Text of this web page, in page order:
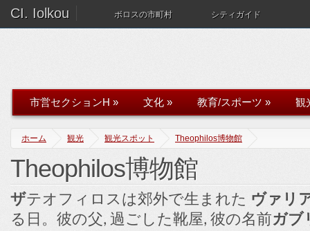
CI. Iolkou ボロスの市町村 シティガイド
市営セクションH » 文化 » 教育/スポーツ » 観
ホーム 観光 観光スポット Theophilos博物館
Theophilos博物館
ザテオフィロスは郊外で生まれた ヴァリ
る日。彼の父, 過ごした靴屋, 彼の名前ガブ